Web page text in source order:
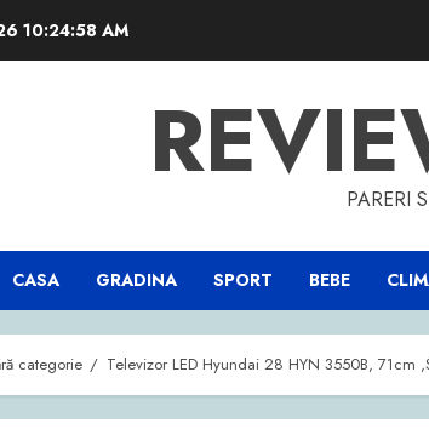
10:24:59 AM
PARERI
CASA GRADINA SPORT BEBE
categorie Televizor LED Hyundai 28 HYN 3550B, 71cm